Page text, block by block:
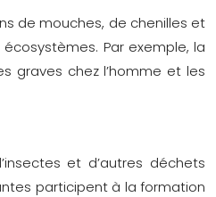
de mouches, de chenilles et
Par exemple, la
graves chez l’homme et les
et d’autres déchets
participent à la formation